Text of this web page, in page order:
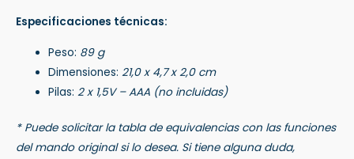
Especificaciones técnicas:
Peso: 89 g
Dimensiones:21,0 x 4,7 x 2,0 cm
Pilas:2 x 1,5V – AAA (no incluidas)
* Puede solicitar la tabla de equivalencias con las funciones
del mando original si lo desea. Si tiene alguna duda,